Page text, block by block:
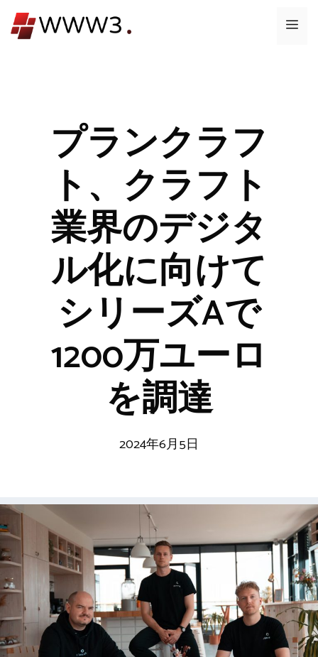
ン
メ
プランクラフ
ト、クラフト
業界のデジタ
ル化に向けて
シリーズAで
1200万ユーロ
を調達
2024年6月5日